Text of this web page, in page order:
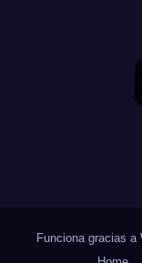
Funciona gracias a